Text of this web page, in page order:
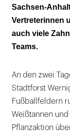
Sachsen-
Vertreterinnen
auch viele
Teams.
An den zwei
Stadtforst
Fußballfeldern
Weißtannen
Pflanzaktion